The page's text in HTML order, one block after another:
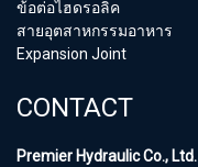
ข้อต่อไฮดรอลิค
สายอุตสาหกรรมอาหาร
Expansion Joint
CONTACT
Premier Hydraulic Co., Ltd.